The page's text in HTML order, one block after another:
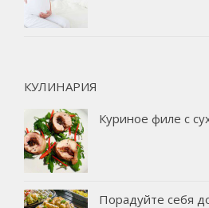
КУЛИНАРИЯ
Куриное филе с
Порадуйте себя